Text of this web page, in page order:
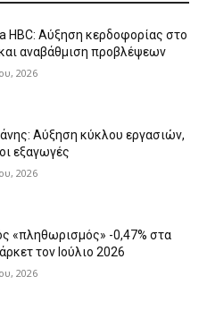
HBC: Αύξηση κερδοφορίας στο
αναβάθμιση προβλέψεων
2026
Αύξηση κύκλου εργασιών,
εξαγωγές
2026
«πληθωρισμός» -0,47% στα
τον Ιούλιο 2026
2026